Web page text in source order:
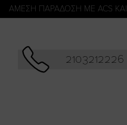
ΑΜΕΣΗ ΠΑΡΑΔΟΣΗ ΜΕ ACS
2103212226